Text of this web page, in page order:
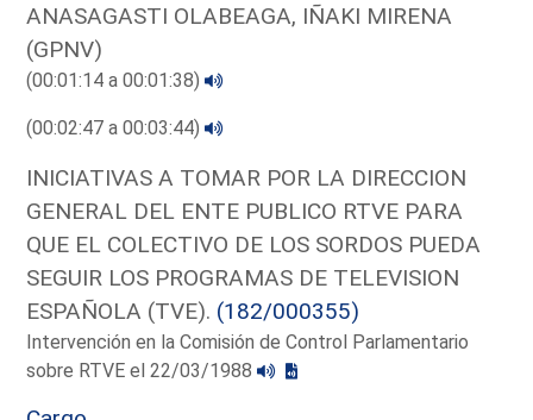
ANASAGASTI OLABEAGA, IÑAKI MIRENA
(GPNV)
(00:01:14 a 00:01:38)
(00:02:47 a 00:03:44)
INICIATIVAS A TOMAR POR LA DIRECCION
GENERAL DEL ENTE PUBLICO RTVE PARA
QUE EL COLECTIVO DE LOS SORDOS PUEDA
SEGUIR LOS PROGRAMAS DE TELEVISION
ESPAÑOLA (TVE). (182/000355)
Intervención en la Comisión de Control Parlamentario
sobre RTVE el 22/03/1988